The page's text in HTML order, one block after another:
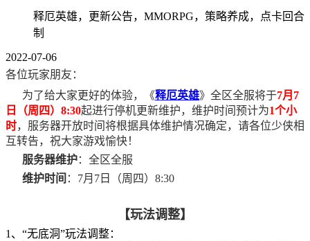
释厄英雄，更新公告，MMORPG，策略养成，点卡回合
制
2022-07-06
各位玩家朋友：
为了给大家更好的体验，《释厄英雄》全区全服将于7月7
日（周四）8:30起进行停机更新维护，维护时间预计为1个小
时，服务器开放时间将根据具体维护情况确定，请各位少侠相
互转告，祝大家游戏愉快！
服务器维护：全区全服
维护时间 ：7月7日（周四）8:30
【玩法调整】
1、“无底洞”玩法调整：